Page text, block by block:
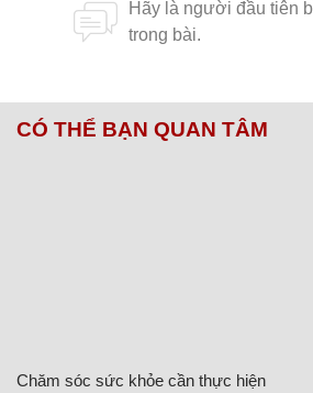
CÓ THỂ BẠN QUAN TÂM
Chăm sóc sức khỏe cần thực hiện